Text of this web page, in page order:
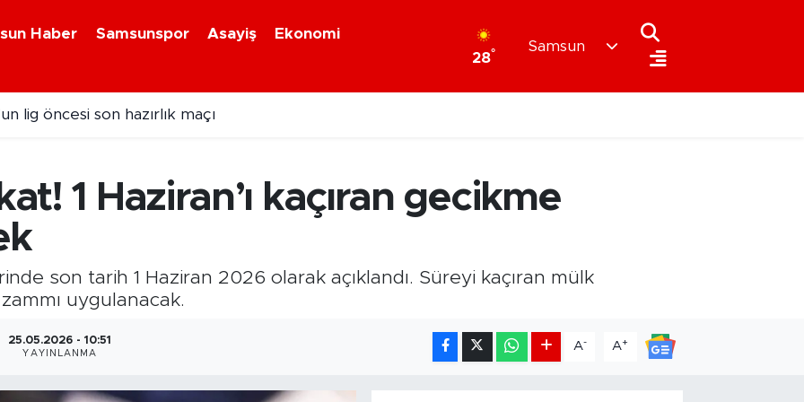
Haber Samsunspor Asayiş
Ekonomi
28°
Samsun
iki kardeşe yürek ısıtan jest
1 Haziran’ı kaçıran gecikme
son tarih 1 Haziran 2026 olarak açıklandı. Süreyi kaçıran mülk
uygulanacak.
25.05.2026 - 10:51
YAYINLANMA
A- A+